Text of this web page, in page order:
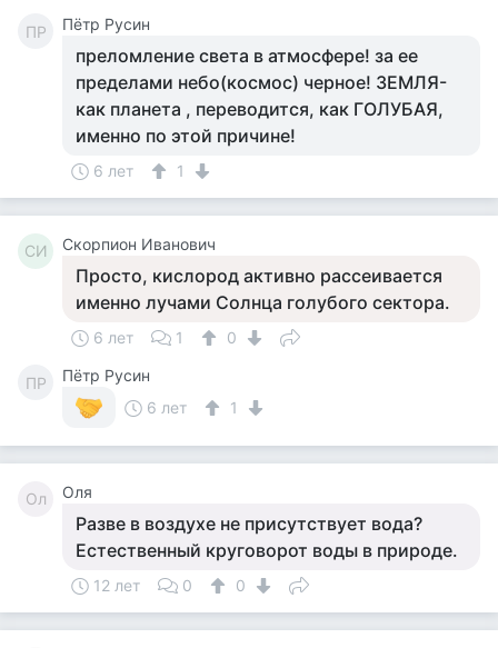
ПР Пётр Русин
преломление света в атмосфере! за ее
пределами небо(космос) черное! ЗЕМЛЯ-
как планета , переводится, как ГОЛУБАЯ,
именно по этой причине!
6 лет 1
СИ Скорпион Иванович
Просто, кислород активно рассеивается
именно лучами Солнца голубого сектора.
6 лет 1 0
ПР
Пётр Русин
6 лет
1
Ол Оля
Разве в воздухе не присутствует вода?
Естественный круговорот воды в природе.
12 лет 0 0